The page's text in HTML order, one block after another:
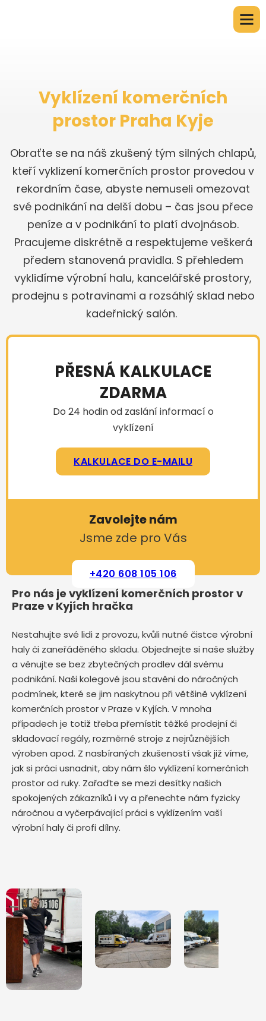
Vyklízení komerčních
prostor Praha Kyje
Obraťte se na náš zkušený tým silných chlapů,
kteří vyklizení komerčních prostor provedou v
rekordním čase, abyste nemuseli omezovat
své podnikání na delší dobu – čas jsou přece
peníze a v podnikání to platí dvojnásob.
Pracujeme diskrétně a respektujeme veškerá
předem stanovená pravidla. S přehledem
vyklidíme výrobní halu, kancelářské prostory,
prodejnu s potravinami a rozsáhlý sklad nebo
kadeřnický salón.
PŘESNÁ KALKULACE
ZDARMA
Do 24 hodin od zaslání informací o
vyklízení
KALKULACE DO E-MAILU
Zavolejte nám
Jsme zde pro Vás
+420 608 105 106
Pro nás je vyklízení komerčních prostor v
Praze v Kyjích hračka
Nestahujte své lidi z provozu, kvůli nutné čistce výrobní
haly či zaneřáděného skladu. Objednejte si naše služby
a věnujte se bez zbytečných prodlev dál svému
podnikání. Naši kolegové jsou stavěni do náročných
podmínek, které se jim naskytnou při většině vyklízení
komerčních prostor v Praze v Kyjích. V mnoha
případech je totiž třeba přemístit těžké prodejní či
skladovací regály, rozměrné stroje z nejrůznějších
výroben apod. Z nasbíraných zkušeností však již víme,
jak si práci usnadnit, aby nám šlo vyklízení komerčních
prostor od ruky. Zařaďte se mezi desítky našich
spokojených zákazníků i vy a přenechte nám fyzicky
náročnou a vyčerpávající práci s vyklízením vaší
výrobní haly či profi dílny.